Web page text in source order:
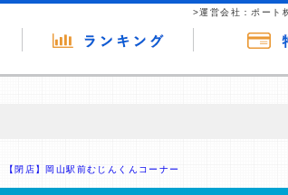
>運営会社：ポート
【閉店】岡山駅前むじんくんコーナー